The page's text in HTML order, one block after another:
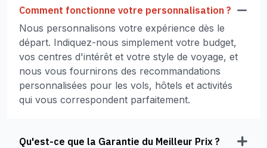
Comment fonctionne votre personnalisation ?
Nous personnalisons votre expérience dès le
départ. Indiquez-nous simplement votre budget,
vos centres d'intérêt et votre style de voyage, et
nous vous fournirons des recommandations
personnalisées pour les vols, hôtels et activités
qui vous correspondent parfaitement.
Qu'est-ce que la Garantie du Meilleur Prix ?